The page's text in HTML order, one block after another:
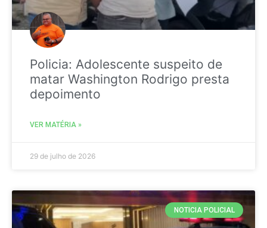
Policia: Adolescente suspeito de
matar Washington Rodrigo presta
depoimento
VER MATÉRIA »
29 de julho de 2026
NOTICIA POLICIAL